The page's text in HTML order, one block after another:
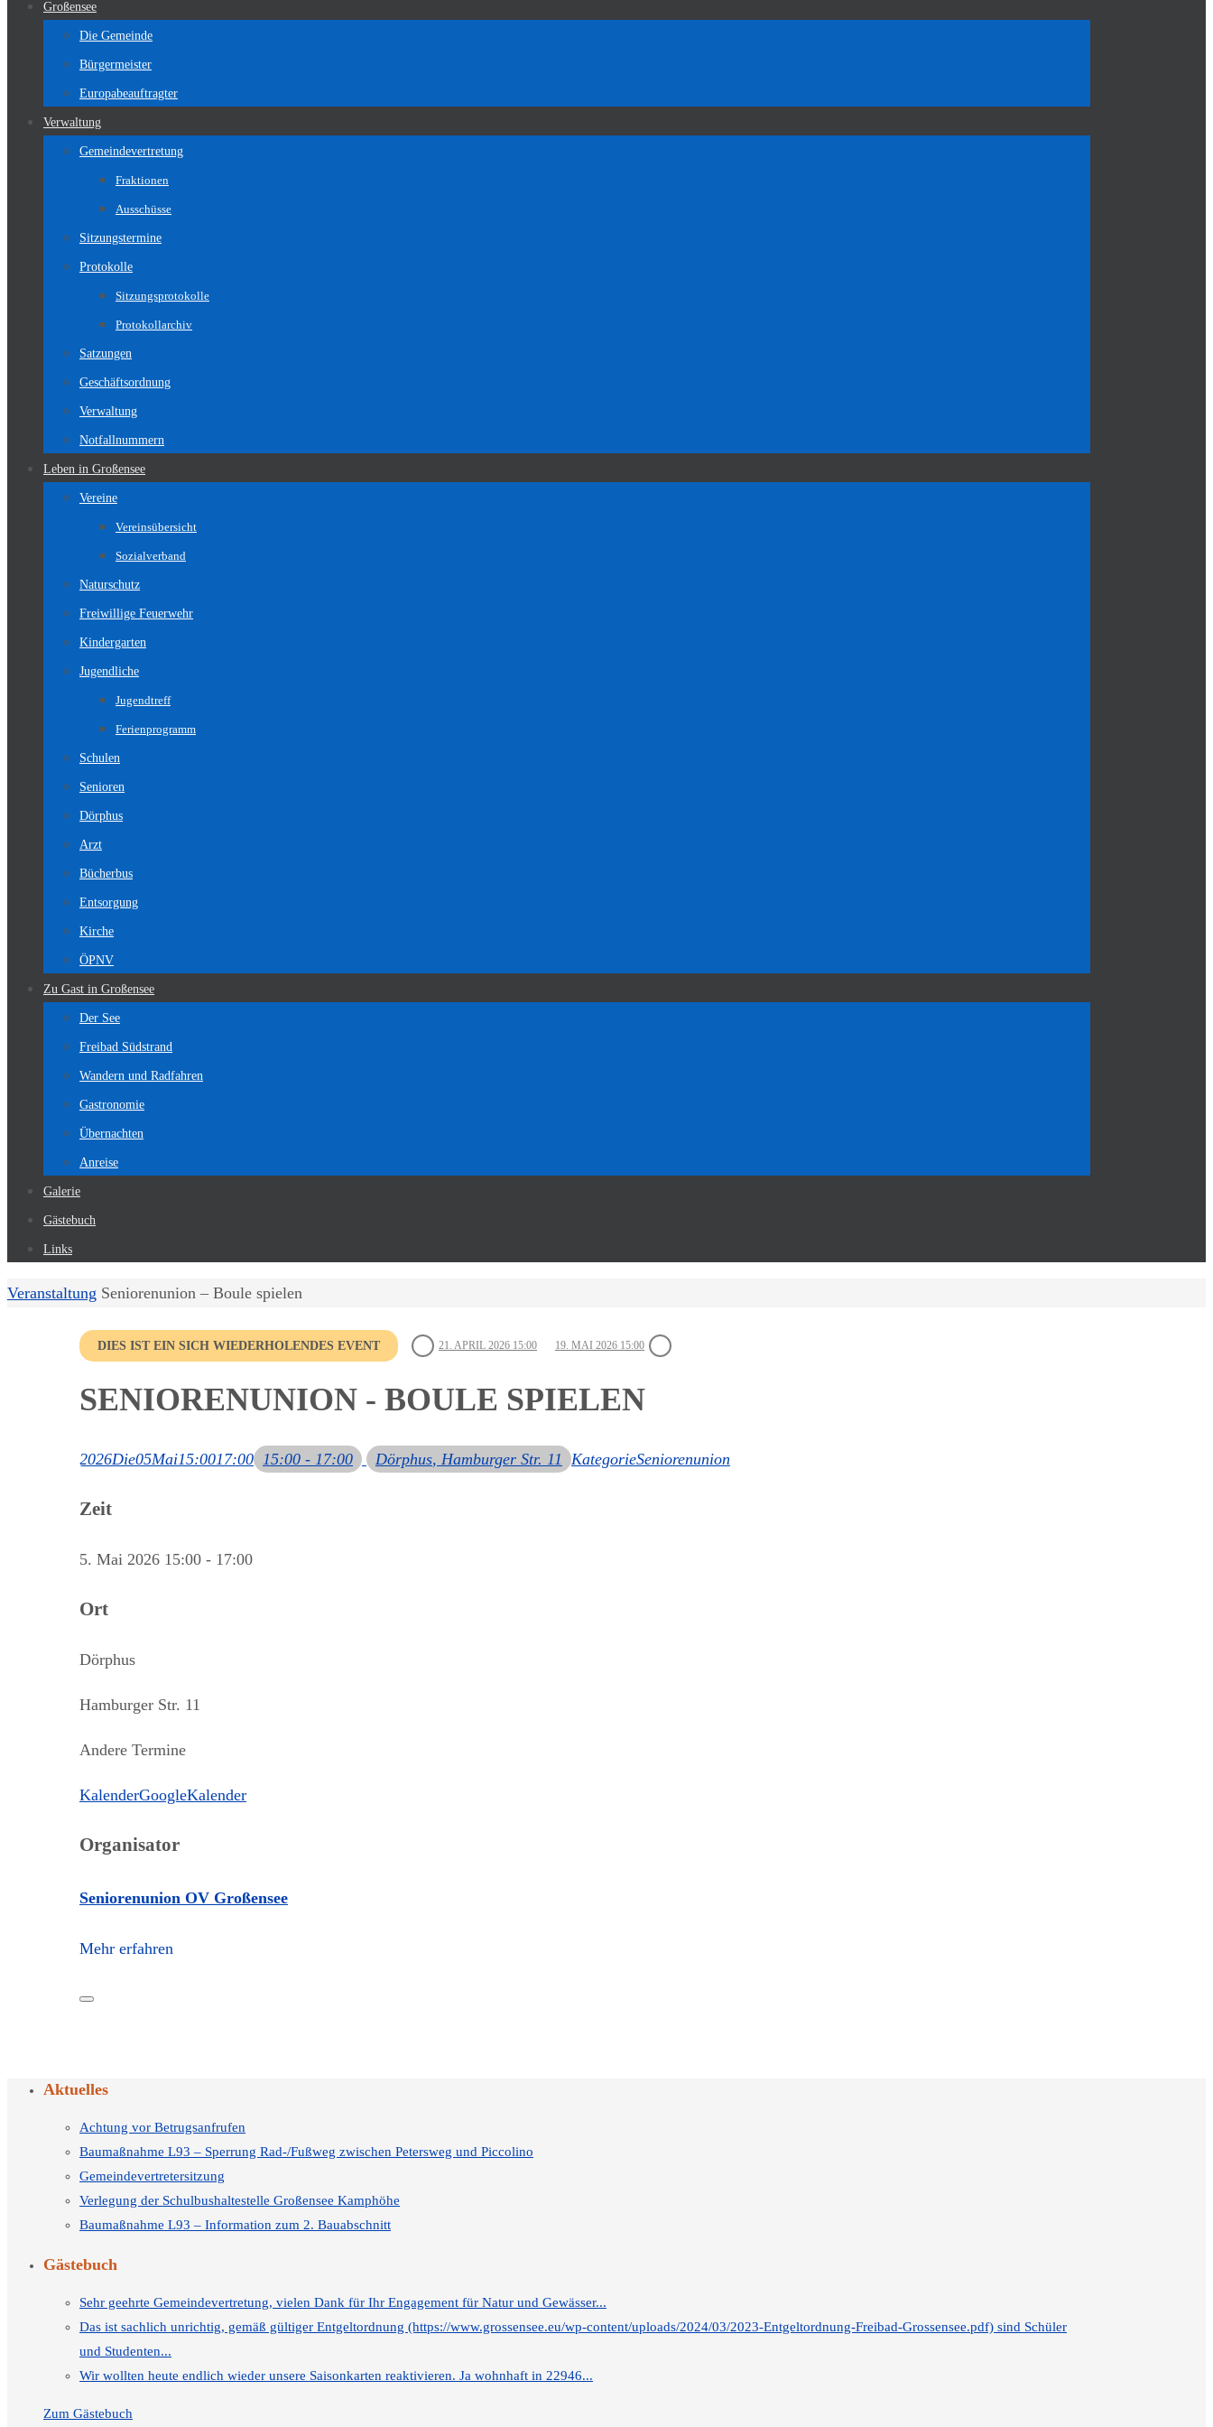
Großensee
Die Gemeinde
Bürgermeister
Europabeauftragter
Verwaltung
Gemeindevertretung
Fraktionen
Ausschüsse
Sitzungstermine
Protokolle
Sitzungsprotokolle
Protokollarchiv
Satzungen
Geschäftsordnung
Verwaltung
Notfallnummern
Leben in Großensee
Vereine
Vereinsübersicht
Sozialverband
Naturschutz
Freiwillige Feuerwehr
Kindergarten
Jugendliche
Jugendtreff
Ferienprogramm
Schulen
Senioren
Dörphus
Arzt
Bücherbus
Entsorgung
Kirche
ÖPNV
Zu Gast in Großensee
Der See
Freibad Südstrand
Wandern und Radfahren
Gastronomie
Übernachten
Anreise
Galerie
Gästebuch
Links
Start
Veranstaltung Seniorenunion – Boule spielen
DIES IST EIN SICH WIEDERHOLENDES EVENT 21. APRIL 2026 15:00 19. MAI 2026 15:00
SENIORENUNION - BOULE SPIELEN
2026Die05Mai15:0017:00 15:00 - 17:00 Dörphus, Hamburger Str. 11 KategorieSeniorenunion
Zeit
5. Mai 2026 15:00 - 17:00
Ort
Dörphus
Hamburger Str. 11
Andere Termine
KalenderGoogleKalender
Organisator
Seniorenunion OV Großensee
Mehr erfahren
Aktuelles
Achtung vor Betrugsanfrufen
Baumaßnahme L93 – Sperrung Rad-/Fußweg zwischen Petersweg und Piccolino
Gemeindevertretersitzung
Verlegung der Schulbushaltestelle Großensee Kamphöhe
Baumaßnahme L93 – Information zum 2. Bauabschnitt
Gästebuch
Sehr geehrte Gemeindevertretung, vielen Dank für Ihr Engagement für Natur und Gewässer...
Das ist sachlich unrichtig, gemäß gültiger Entgeltordnung (https://www.grossensee.eu/wp-content/uploads/2024/03/2023-Entgeltordnung-Freibad-Grossensee.pdf) sind Schüler
und Studenten...
Wir wollten heute endlich wieder unsere Saisonkarten reaktivieren. Ja wohnhaft in 22946...
Zum Gästebuch